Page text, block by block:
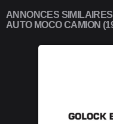
ANNONCES
AUTO MOCO CAMION